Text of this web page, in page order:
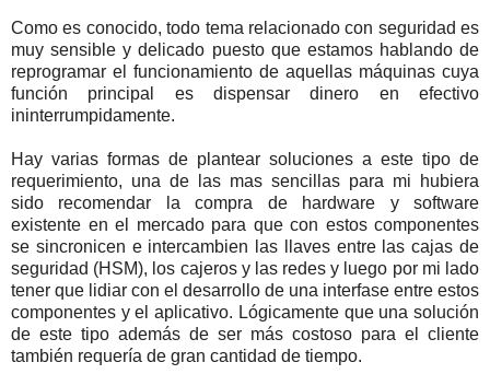
Como es conocido, todo tema relacionado con seguridad es
muy sensible y delicado puesto que estamos hablando de
reprogramar el funcionamiento de aquellas máquinas cuya
función principal es dispensar dinero en efectivo
ininterrumpidamente.
Hay varias formas de plantear soluciones a este tipo de
requerimiento, una de las mas sencillas para mi hubiera
sido recomendar la compra de hardware y software
existente en el mercado para que con estos componentes
se sincronicen e intercambien las llaves entre las cajas de
seguridad (HSM), los cajeros y las redes y luego por mi lado
tener que lidiar con el desarrollo de una interfase entre estos
componentes y el aplicativo. Lógicamente que una solución
de este tipo además de ser más costoso para el cliente
también requería de gran cantidad de tiempo.